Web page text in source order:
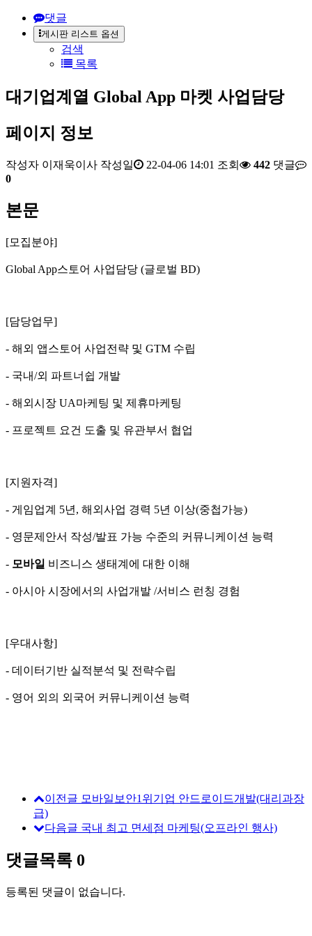
댓글
게시판 리스트 옵션
검색
목록
대기업계열 Global App 마켓 사업담당
페이지 정보
작성자 이재욱이사 작성일 22-04-06 14:01 조회 442 댓글
0
본문
[모집분야]
Global App스토어 사업담당 (글로벌 BD)
[담당업무]
- 해외 앱스토어 사업전략 및 GTM 수립
- 국내/외 파트너쉽 개발
- 해외시장 UA마케팅 및 제휴마케팅
- 프로젝트 요건 도출 및 유관부서 협업
[지원자격]
- 게임업계 5년, 해외사업 경력 5년 이상(중첩가능)
- 영문제안서 작성/발표 가능 수준의 커뮤니케이션 능력
- 모바일 비즈니스 생태계에 대한 이해
- 아시아 시장에서의 사업개발 /서비스 런칭 경험
[우대사항]
- 데이터기반 실적분석 및 전략수립
- 영어 외의 외국어 커뮤니케이션 능력
이전글 모바일보안1위기업 안드로이드개발(대리과장
급)
다음글 국내 최고 면세점 마케팅(오프라인 행사)
댓글목록 0
등록된 댓글이 없습니다.